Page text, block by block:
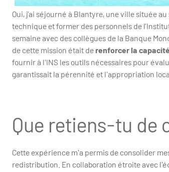
Oui, j’ai séjourné à Blantyre, une ville située
technique et former des personnels de
semaine avec des collègues de la Banque
de cette mission était derenforcer la
fournir à l'INS les outils nécessaires pour
garantissait la pérennité et l'appropriation
Que retiens-tu de
Cette expérience m'a permis de consolider
redistribution. En collaboration étroite avec